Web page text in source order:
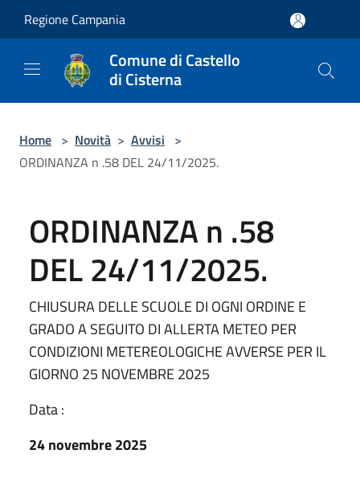
Regione Campania
Comune di Castello
di Cisterna
Home > Novità > Avvisi >
ORDINANZA n .58 DEL 24/11/2025.
ORDINANZA n .58
DEL 24/11/2025.
CHIUSURA DELLE SCUOLE DI OGNI ORDINE E
GRADO A SEGUITO DI ALLERTA METEO PER
CONDIZIONI METEREOLOGICHE AVVERSE PER IL
GIORNO 25 NOVEMBRE 2025
Data :
24 novembre 2025